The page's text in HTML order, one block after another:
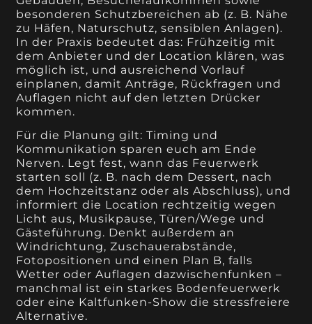
besonderen Schutzbereichen ab (z. B. Nähe
zu Häfen, Naturschutz, sensiblen Anlagen).
In der Praxis bedeutet das: Frühzeitig mit
dem Anbieter und der Location klären, was
möglich ist, und ausreichend Vorlauf
einplanen, damit Anträge, Rückfragen und
Auflagen nicht auf den letzten Drücker
kommen.
Für die Planung gilt: Timing und
Kommunikation sparen euch am Ende
Nerven. Legt fest, wann das Feuerwerk
starten soll (z. B. nach dem Dessert, nach
dem Hochzeitstanz oder als Abschluss), und
informiert die Location rechtzeitig wegen
Licht aus, Musikpause, Türen/Wege und
Gästeführung. Denkt außerdem an
Windrichtung, Zuschauerabstände,
Fotopositionen und einen Plan B, falls
Wetter oder Auflagen dazwischenfunken –
manchmal ist ein starkes Bodenfeuerwerk
oder eine Kaltfunken-Show die stressfreiere
Alternative.